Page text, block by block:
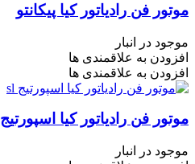
موتور فن رادیاتور کیا پیکانتو
موجود در انبار
افزودن به علاقمندی ها
افزودن به علاقمندی ها
موتور فن رادیاتور کیا اسپورتیج sl
موجود در انبار